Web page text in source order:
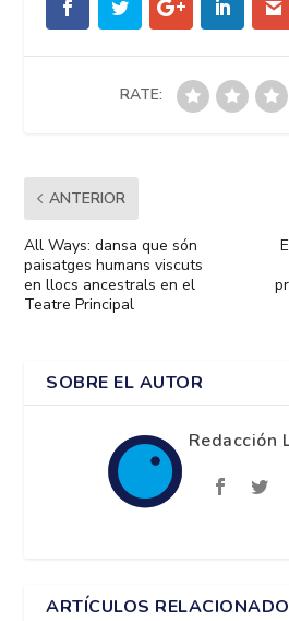
RATE:
ANTERIOR
All Ways: dansa que són
paisatges humans viscuts
en llocs ancestrals en el
Teatre Principal
SOBRE EL AUTOR
Redacción
ARTÍCULOS